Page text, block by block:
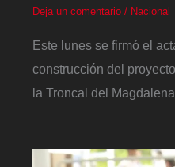
Deja un comentario / Nacional
Este lunes se firmó el
construcción del
la Troncal del